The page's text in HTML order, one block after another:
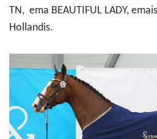
TN, ema BEAUTIFUL LADY,
Hollandis.